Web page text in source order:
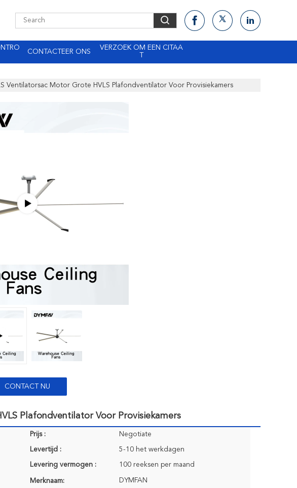
CONTACTEER ONS
VERZOEK OM EEN CITAA
Ventilatorsac Motor Grote HVLS Plafondventilator Voor Provisiekamers
CONTACT NU
Plafondventilator Voor Provisiekamers
Prijs : Negotiate
Levertijd : 5-10 het werkdagen
Levering vermogen : 100 reeksen per maand
Merknaam: DYMFAN